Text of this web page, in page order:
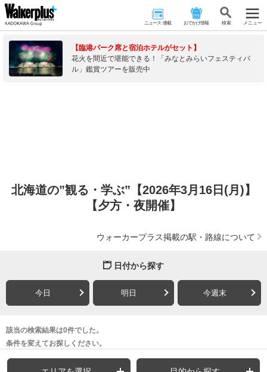
ニュース･連載 おでかけ情報 検 索 メニュー
【臨港パーク席と宿泊ホテルがセット】
花火を間近で堪能できる！「みなとみらいフェスティバ
ル」鑑賞ツアーを販売中
北海道の”観る・学ぶ”【2026年3月16日(月)】
【夕方・夜開催】
ウォーカープラス掲載の駅・路線について
日付から探す
今日 明日 今週末
該当の検索結果は0件でした。
条件を変えてお探しください。